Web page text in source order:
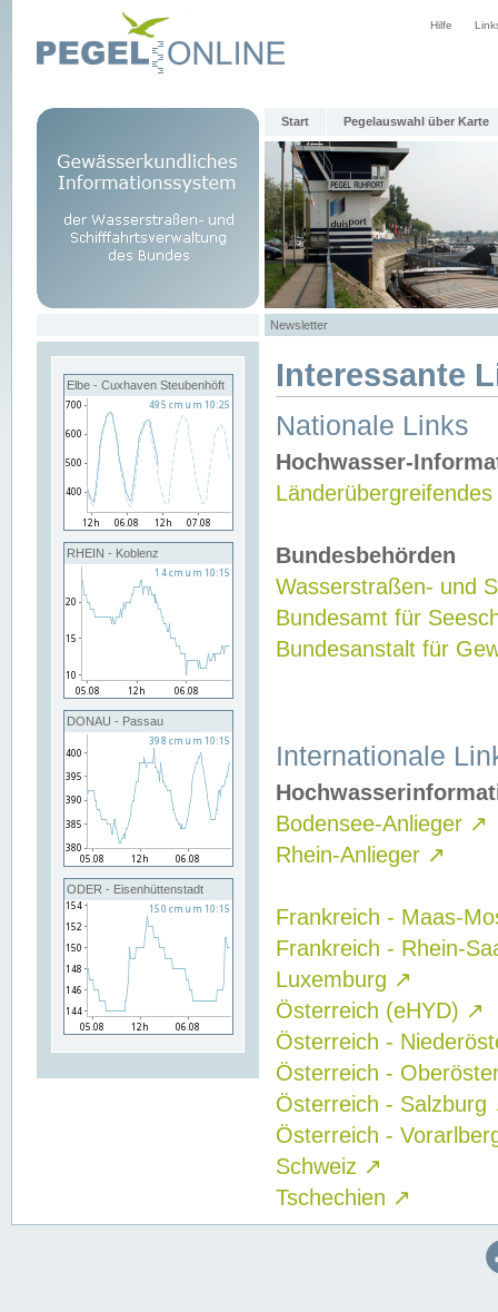
Hilfe
Start Pegelauswahl über Karte
Newsletter
Elbe - Cuxhaven Steubenhöft
RHEIN - Koblenz
DONAU - Passau
ODER - Eisenhüttenstadt
Interessante
Nationale Links
Hochwasser-
Bundesbehörden
Wasserstraßen- und
Bundesamt für
Bundesanstalt für
Internationale
Bodensee-Anlieger ↗
Rhein-Anlieger ↗
Frankreich - Maas-
Frankreich - Rhein-
Luxemburg ↗
Österreich (eHYD) ↗
Österreich -
Österreich -
Österreich - Salzburg
Österreich -
Schweiz ↗
Tschechien ↗